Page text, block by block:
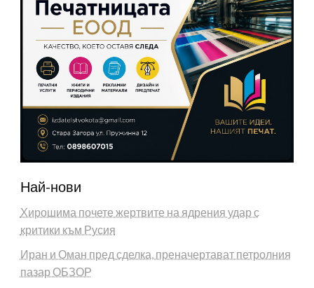
Най-нови
Хирошима почете жертвите на ядрения удар с
критики към Русия
Иран и Оман пред сделка, преначертават петролния
пазар ОБЗОР